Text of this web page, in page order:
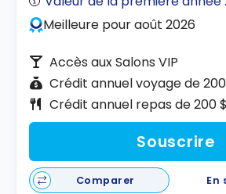
Meilleure pour août 2026
Accès aux Salons VIP
Crédit annuel voyage de
Crédit annuel repas de 200 $
Souscrire
Comparer En